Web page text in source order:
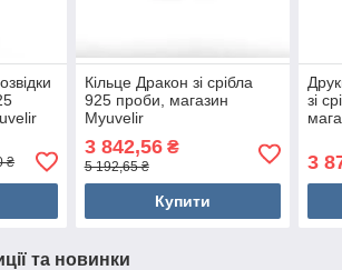
₴
Кільце Дракон зі срібла
925 проби, магазин
Myuvelir
3 842,56₴
5 192,65 ₴
Купити
зі
3
та новинки